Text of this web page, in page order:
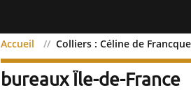
Accueil Colliers : Céline de
Colliers : Céline de
bureaux Île-de-France